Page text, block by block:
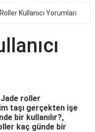
Kullanıcı Yorumları
Jade roller
taşı gerçekten işe
bir kullanılır?,
kaç günde bir